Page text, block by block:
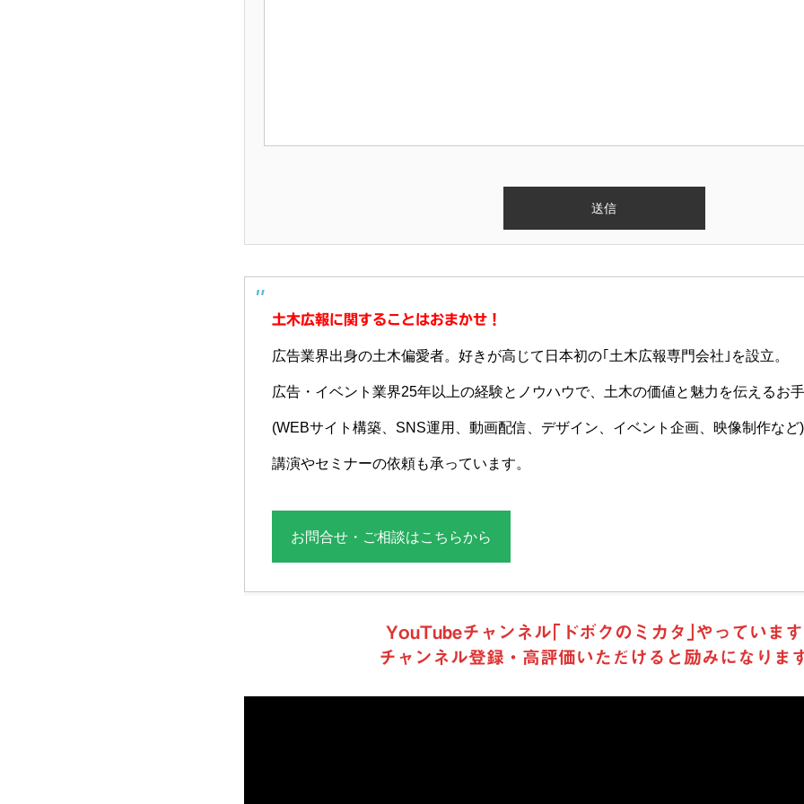
土木広報に関することはおまかせ！
広告業界出身の土木偏愛者。好きが高じて日本初の｢土木広報専門会社｣を設立。
広告・イベント業界25年以上の経験とノウハウで、土木の価値と魅力を伝えるお
(WEBサイト構築、SNS運用、動画配信、デザイン、イベント企画、映像制作など)
講演やセミナーの依頼も承っています。
お問合せ・ご相談はこちらから
YouTubeチャンネル｢ドボクのミカタ｣やっています
チャンネル登録・高評価いただけると励みになります